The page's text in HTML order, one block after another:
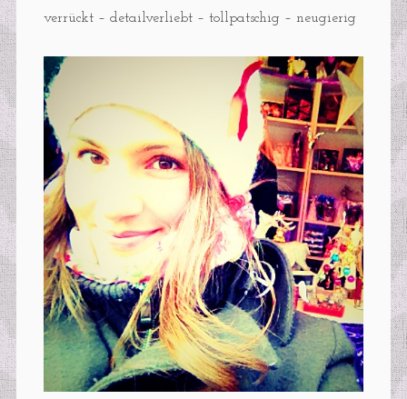
verrückt – detailverliebt – tollpatschig – neugierig